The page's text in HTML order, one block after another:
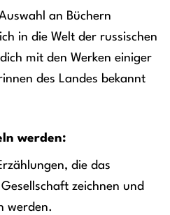
an Büchern
in die Welt der russischen
mit den Werken einiger
des Landes bekannt
werden:
die das
zeichnen und
werden.